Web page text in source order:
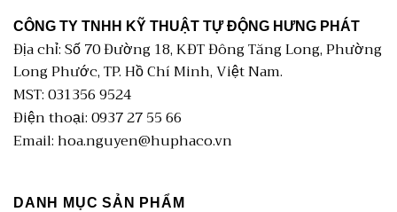
CÔNG TY TNHH KỸ THUẬT TỰ ĐỘNG HƯNG PHÁT
Địa chỉ: Số 70 Đường 18, KĐT Đông Tăng Long, Phường
Long Phước, TP. Hồ Chí Minh, Việt Nam.
MST: 031356 9524
Điện thoại: 0937 27 55 66
Email: hoa.nguyen@huphaco.vn
DANH MỤC SẢN PHẨM